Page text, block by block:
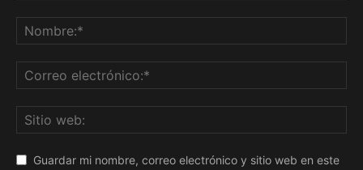
Guardar mi nombre, correo electrónico y sitio web en este